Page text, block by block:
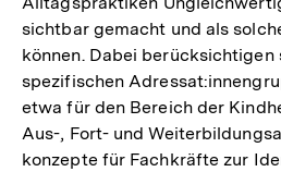
sichtbar gemacht und als
können. Dabei berücksichtigen
spezifischen
etwa für den Bereich der
Aus-, Fort- und
konzepte für Fachkräfte zur